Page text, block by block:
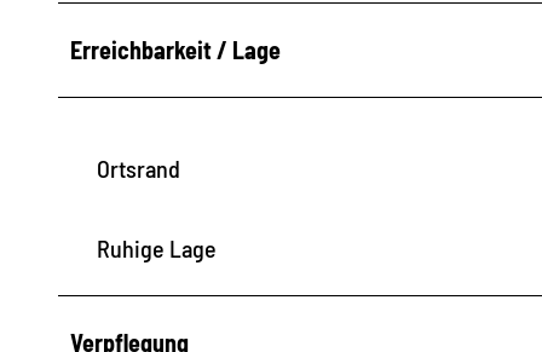
Erreichbarkeit / Lage
Ortsrand
Ruhige Lage
Verpflegung